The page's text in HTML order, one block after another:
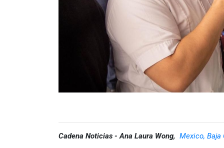
Cadena Noticias - Ana Laura Wong, Mexico, Baja